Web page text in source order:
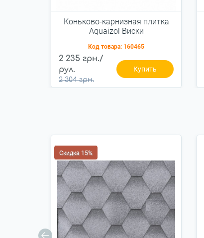
Коньково-карнизная плитка
Aquaizol Виски
Код товара: 160465
2 235 грн./
рул.
2 304 грн.
Купить
Скидка 15%